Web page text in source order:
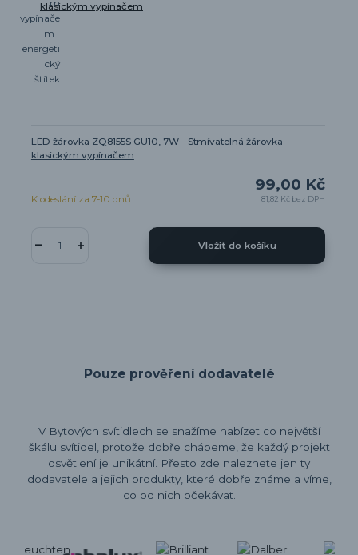
LED žárovka ZQ8155S GU10, 7W - Stmívatelná žárovka
klasickým vypínačem
99,00 Kč
81,82 Kč bez DPH
K odeslání za 7-10 dnů
Vložit do košíku
Pouze prověření dodavatelé
V Bytových svítidlech se snažíme nabízet co největší
škálu svítidel, protože dobře chápeme, že každý projekt
osvětlení je unikátní. Přesto zde naleznete jen ty
dodavatele a jejich produkty, které dobře známe a víme,
co od nich očekávat.